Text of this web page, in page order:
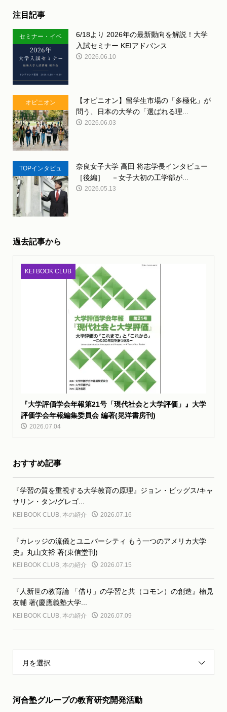
注目記事
セミナー・イベ
ント
6/18より 2026年の最新動向を解説！大学
入試セミナー KEIアドバンス
2026.06.10
オピニオン
【オピニオン】留学生市場の「多極化」が
問う、日本の大学の「選ばれる理...
2026.06.03
TOPインタビュ
ー
奈良女子大学 高田 将志学長インタビュー
［後編］ －女子大初の工学部が...
2026.05.13
過去記事から
KEI BOOK CLUB
『大学評価学会年報第21号「現代社会と大学評価」』大学
評価学会年報編集委員会 編著(晃洋書房刊)
2026.07.04
おすすめ記事
『学習の質を重視する大学教育の原理』ジョン・ビッグス/キャ
サリン・タン/グレゴ...
KEI BOOK CLUB, 本の紹介 2026.07.16
『カレッジの流儀とユニバーシティ もう一つのアメリカ大学
史』丸山文裕 著(東信堂刊)
KEI BOOK CLUB, 本の紹介 2026.07.15
『人新世の教育論 「借り」の学習と共（コモン）の創造』楠見
友輔 著(慶應義塾大学...
KEI BOOK CLUB, 本の紹介 2026.07.09
月を選択
河合塾グループの教育研究開発活動